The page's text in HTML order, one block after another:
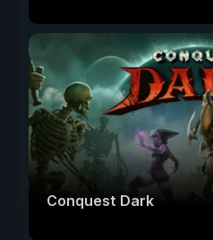
Conquest Dark